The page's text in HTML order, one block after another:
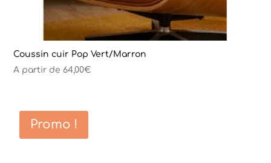
Coussin cuir Pop Vert/Marron
A partir de 64,00€
Promo !